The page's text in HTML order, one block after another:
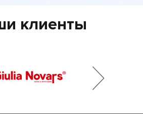
клиенты